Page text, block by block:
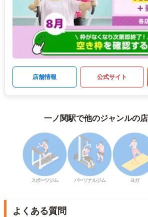
店舗情報 公式サイト
一ノ関駅で他のジャンルの
スポーツジム パーソナルジム ヨガ
よくある質問